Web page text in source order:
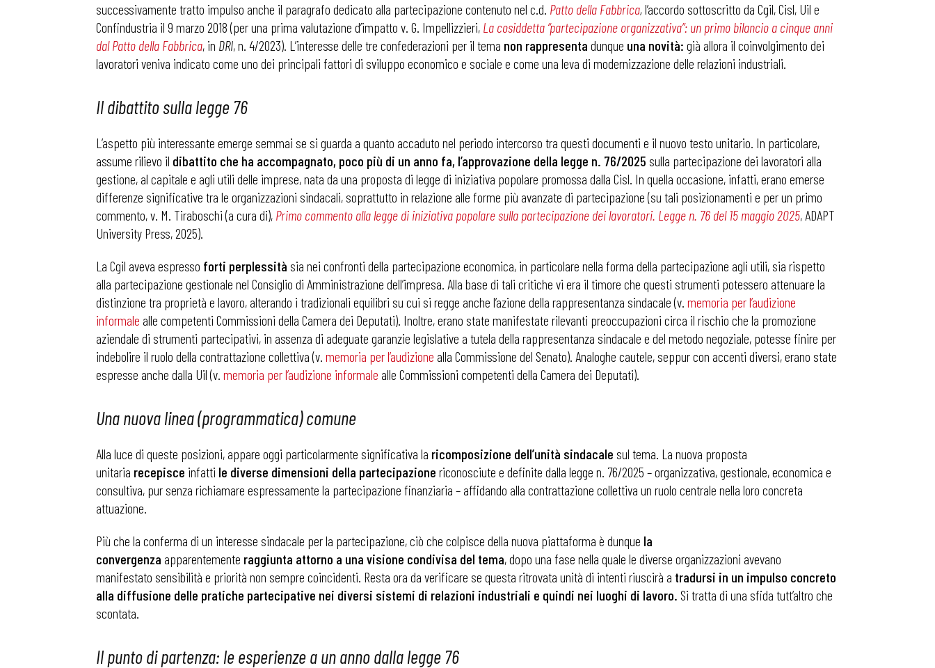
successivamente tratto impulso anche il paragrafo dedicato alla partecipazione contenuto nel c.d. Patto della Fabbrica,l’accordo sottoscritto da Cgil, Cisl, Uil e
Confindustria il 9 marzo 2018 (per una prima valutazione d’impatto v. G. Impellizzieri, La cosiddetta “partecipazione organizzativa”: un primo bilancio a cinque anni
dal Patto della Fabbrica, in DRI, n. 4/2023). L’interesse delle tre confederazioni per il tema non rappresenta dunque una novità: già allora il coinvolgimento dei
lavoratori veniva indicato come uno dei principali fattori di sviluppo economico e sociale e come una leva di modernizzazione delle relazioni industriali.
Il dibattito sulla legge 76
L’aspetto più interessante emerge semmai se si guarda a quanto accaduto nel periodo intercorso tra questi documenti e il nuovo testo unitario. In particolare,
assume rilievo il dibattito che ha accompagnato, poco più di un anno fa, l’approvazione della legge n. 76/2025 sulla partecipazione dei lavoratori alla
gestione, al capitale e agli utili delle imprese, nata da una proposta di legge di iniziativa popolare promossa dalla Cisl. In quella occasione, infatti, erano emerse
differenze significative tra le organizzazioni sindacali, soprattutto in relazione alle forme più avanzate di partecipazione (su tali posizionamenti e per un primo
commento, v. M. Tiraboschi (a cura di), Primo commento alla legge di iniziativa popolare sulla partecipazione dei lavoratori. Legge n. 76 del 15 maggio 2025, ADAPT
University Press, 2025).
La Cgil aveva espresso forti perplessità sia nei confronti della partecipazione economica, in particolare nella forma della partecipazione agli utili, sia rispetto
alla partecipazione gestionale nel Consiglio di Amministrazione dell’impresa. Alla base di tali critiche vi era il timore che questi strumenti potessero attenuare la
distinzione tra proprietà e lavoro, alterando i tradizionali equilibri su cui si regge anche l’azione della rappresentanza sindacale (v. memoria per l’audizione
informale alle competenti Commissioni della Camera dei Deputati). Inoltre, erano state manifestate rilevanti preoccupazioni circa il rischio che la promozione
aziendale di strumenti partecipativi, in assenza di adeguate garanzie legislative a tutela della rappresentanza sindacale e del metodo negoziale, potesse finire per
indebolire il ruolo della contrattazione collettiva (v. memoria per l’audizione alla Commissione del Senato). Analoghe cautele, seppur con accenti diversi, erano state
espresse anche dalla Uil (v. memoria per l’audizione informale alle Commissioni competenti della Camera dei Deputati).
Una nuova linea (programmatica) comune
Alla luce di queste posizioni, appare oggi particolarmente significativa la ricomposizione dell’unità sindacale sul tema. La nuova proposta
unitaria recepisce infatti le diverse dimensioni della partecipazione riconosciute e definite dalla legge n. 76/2025 – organizzativa, gestionale, economica e
consultiva, pur senza richiamare espressamente la partecipazione finanziaria – affidando alla contrattazione collettiva un ruolo centrale nella loro concreta
attuazione.
Più che la conferma di un interesse sindacale per la partecipazione, ciò che colpisce della nuova piattaforma è dunque la
convergenza apparentemente raggiunta attorno a una visione condivisa del tema, dopo una fase nella quale le diverse organizzazioni avevano
manifestato sensibilità e priorità non sempre coincidenti. Resta ora da verificare se questa ritrovata unità di intenti riuscirà a tradursi in un impulso concreto
alla diffusione delle pratiche partecipative nei diversi sistemi di relazioni industriali e quindi nei luoghi di lavoro. Si tratta di una sfida tutt’altro che
scontata.
Il punto di partenza: le esperienze a un anno dalla legge 76